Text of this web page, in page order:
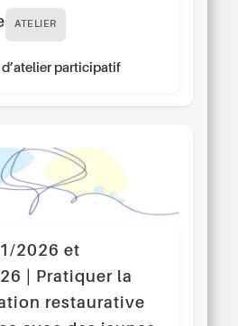
ATELIER
participatif
2026 et
| Pratiquer la
restaurative